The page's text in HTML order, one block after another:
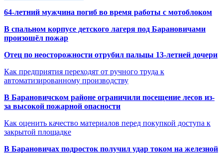
64-летний мужчина погиб во время работы с мотоблоком
В спальном корпусе детского лагеря под Барановичами
произошёл пожар
Отец по неосторожности отрубил пальцы 13-летней дочери
Как предприятия переходят от ручного труда к
автоматизированному производству
В Барановичском районе ограничили посещение лесов из-
за высокой пожарной опасности
Как оценить качество материалов перед покупкой доступа к
закрытой площадке
В Барановичах подросток получил удар током на железной